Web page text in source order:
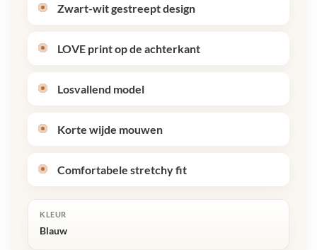
Zwart-wit gestreept design
LOVE print op de achterkant
Losvallend model
Korte wijde mouwen
Comfortabele stretchy fit
KLEUR
Blauw